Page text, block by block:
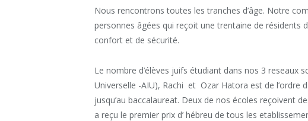
Nous rencontrons toutes les tranches d’âge. Notre
personnes âgées qui reçoit une trentaine de résidents
confort et de sécurité.
Le nombre d’élèves juifs étudiant dans nos 3 reseaux
Universelle -AIU), Rachi et Ozar Hatora est de l’ordre
jusqu’au baccalaureat. Deux de nos écoles reçoivent
a reçu le premier prix d’ hébreu de tous les